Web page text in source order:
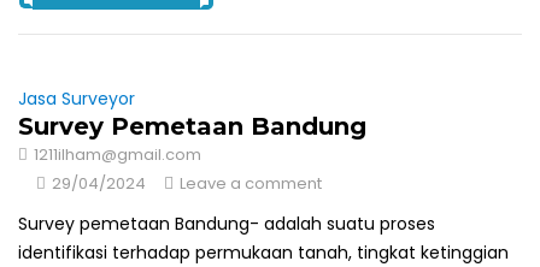
Jasa Surveyor
Survey Pemetaan Bandung
1211ilham@gmail.com
29/04/2024
Leave a comment
Survey pemetaan Bandung- adalah suatu proses
identifikasi terhadap permukaan tanah, tingkat ketinggian